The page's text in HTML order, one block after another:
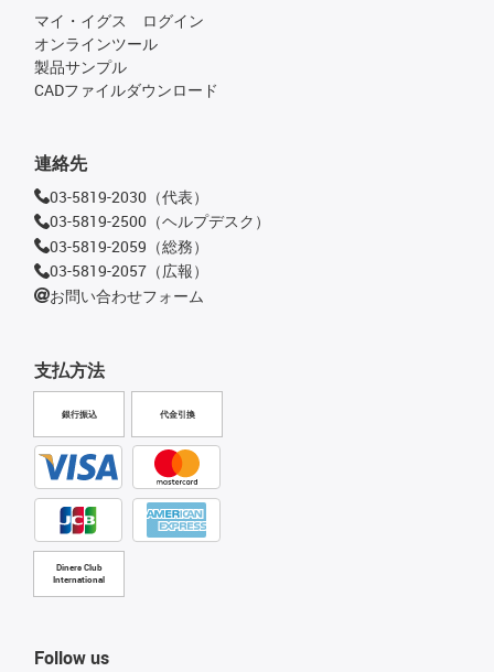
支払方法
銀行振込 代金引換
Diners Club
International
マイ・イグス ログイン
オンラインツール
製品サンプル
CADファイルダウンロード
連絡先
03-5819-2030（代表）
03-5819-2500（ヘルプデスク）
03-5819-2059（総務）
03-5819-2057（広報）
お問い合わせフォーム
Follow us